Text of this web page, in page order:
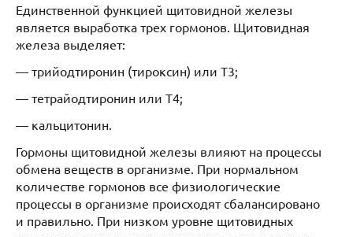
Единственной функцией щитовидной железы
является выработка трех гормонов. Щитовидная
железа выделяет:
— трийодтиронин (тироксин) или Т3;
— тетрайодтиронин или Т4;
— кальцитонин.
Гормоны щитовидной железы влияют на процессы
обмена веществ в организме. При нормальном
количестве гормонов все физиологические
процессы в организме происходят сбалансировано
и правильно. При низком уровне щитовидных